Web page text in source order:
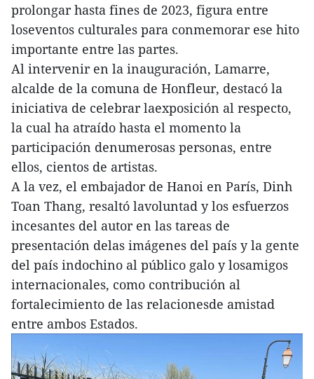
prolongar hasta fines de 2023, figura entre
loseventos culturales para conmemorar ese hito
importante entre las partes.
Al intervenir en la inauguración, Lamarre,
alcalde de la comuna de Honfleur, destacó la
iniciativa de celebrar laexposición al respecto,
la cual ha atraído hasta el momento la
participación denumerosas personas, entre
ellos, cientos de artistas.
A la vez, el embajador de Hanoi en París, Dinh
Toan Thang, resaltó lavoluntad y los esfuerzos
incesantes del autor en las tareas de
presentación delas imágenes del país y la gente
del país indochino al público galo y losamigos
internacionales, como contribución al
fortalecimiento de las relacionesde amistad
entre ambos Estados.